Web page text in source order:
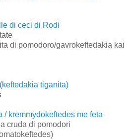
di ceci di Rodi
di pomodoro/gavrokeftedakia kai
tiganita)
/ kremmydokeftedes me feta
cruda di pomodori